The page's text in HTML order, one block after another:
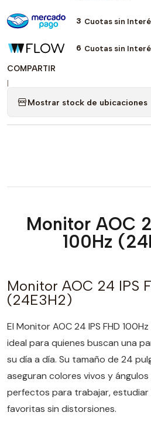
3 Cuotas sin
6 Cuotas sin
COMPARTIR
|
Mostrar stock de ubicaciones
Monitor AOC
100Hz
Monitor AOC 24 IPS
(24E3H2)
El Monitor AOC 24 IPS FHD
ideal para quienes buscan una
su día a día. Su tamaño de 24
aseguran colores vivos y
perfectos para trabajar,
favoritas sin distorsiones.